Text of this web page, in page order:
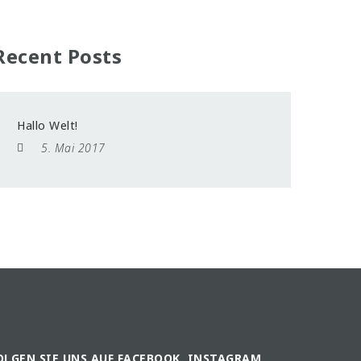
Posts
Hallo Welt!
5. Mai 2017